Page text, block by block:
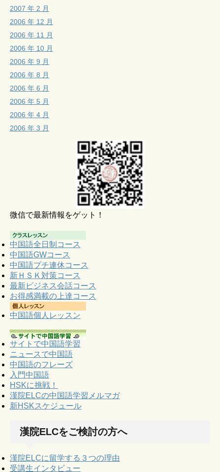
2007 年 2 月
2006 年 12 月
2006 年 11 月
2006 年 10 月
2006 年 9 月
2006 年 8 月
2006 年 6 月
2006 年 5 月
2006 年 4 月
2006 年 3 月
微信で最新情報をゲット！
中国語全日制コース
中国語GWコース
中国語プチ連休コース
新ＨＳＫ対策コース
最新ビジネス会話コース
お得感満載の上達コース
中国語個人レッスン
サイトで中国語学習
ニュースで中国語
中国語のフレーズ
入門中国語
HSKに挑戦！
漢院ELCの中国語学習メルマガ
新HSKスケジュール
漢院ELCをご検討の方へ
漢院ELCに留学する３つの理由
受講生インタビュー